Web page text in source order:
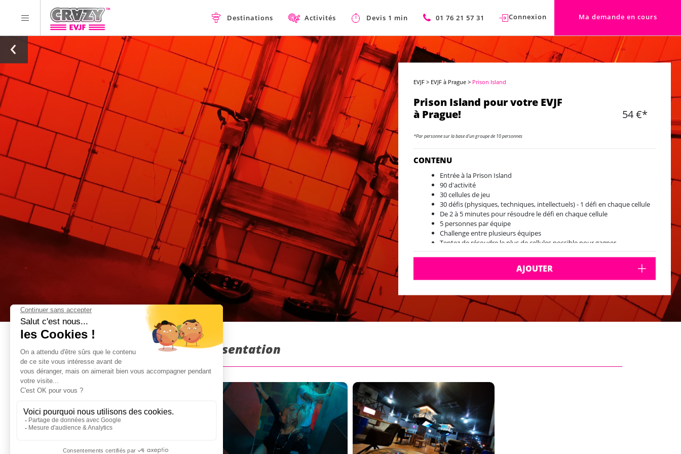
Destinations Activités Devis 1 min 01 76 21 57 31 Connexion Ma demande en cours
EVJF > EVJF à Prague > Prison Island
Prison Island pour votre EVJF
à Prague!
54 €*
*Par personne sur la base d'un groupe de 10 personnes
CONTENU
Entrée à la Prison Island
90 d'activité
30 cellules de jeu
30 défis (physiques, techniques, intellectuels) - 1 défi en chaque cellule
De 2 à 5 minutes pour résoudre le défi en chaque cellule
5 personnes par équipe
Challenge entre plusieurs équipes
Tentez de résoudre le plus de cellules possible pour gagner
La guide vous accompagne sur place avec les transports publics (le lieu
AJOUTER
Prison Island à Prague : Présentation